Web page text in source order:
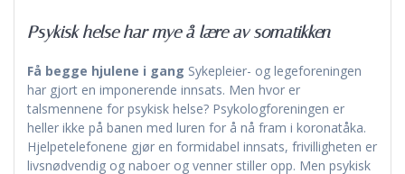
Psykisk helse har mye å lære av somatikken
Få begge hjulene i gang Sykepleier- og legeforeningen
har gjort en imponerende innsats. Men hvor er
talsmennene for psykisk helse? Psykologforeningen er
heller ikke på banen med luren for å nå fram i koronatåka.
Hjelpetelefonene gjør en formidabel innsats, frivilligheten er
livsnødvendig og naboer og venner stiller opp. Men psykisk